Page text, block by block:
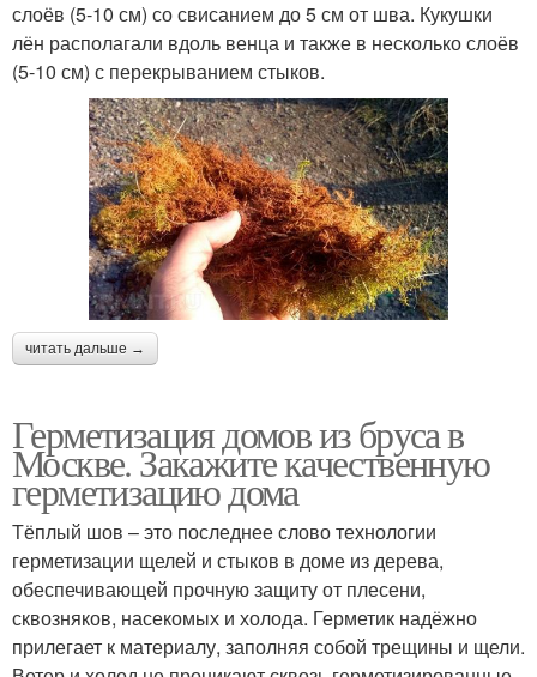
слоёв (5-10 см) со свисанием до 5 см от шва. Кукушки
лён располагали вдоль венца и также в несколько слоёв
(5-10 см) с перекрыванием стыков.
читать дальше →
Герметизация домов из бруса в
Москве. Закажите качественную
герметизацию дома
Тёплый шов – это последнее слово технологии
герметизации щелей и стыков в доме из дерева,
обеспечивающей прочную защиту от плесени,
сквозняков, насекомых и холода. Герметик надёжно
прилегает к материалу, заполняя собой трещины и щели.